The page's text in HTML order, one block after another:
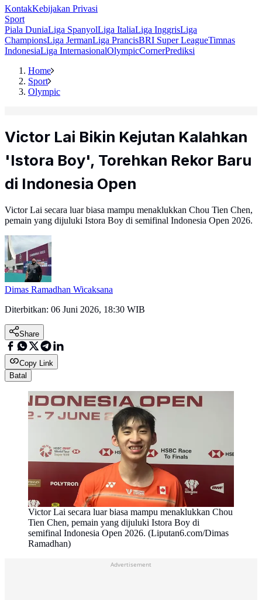
KontakKebijakan Privasi
Sport
Piala DuniaLiga SpanyolLiga ItaliaLiga InggrisLiga
ChampionsLiga JermanLiga PrancisBRI Super LeagueTimnas
IndonesiaLiga InternasionalOlympicCornerPrediksi
Home
Sport
Olympic
Victor Lai Bikin Kejutan Kalahkan
'Istora Boy', Torehkan Rekor Baru
di Indonesia Open
Victor Lai secara luar biasa mampu menaklukkan Chou Tien Chen,
pemain yang dijuluki Istora Boy di semifinal Indonesia Open 2026.
Dimas Ramadhan Wicaksana
Diterbitkan: 06 Juni 2026, 18:30 WIB
Share
Copy Link
Batal
Victor Lai secara luar biasa mampu menaklukkan Chou
Tien Chen, pemain yang dijuluki Istora Boy di
semifinal Indonesia Open 2026. (Liputan6.com/Dimas
Ramadhan)
Advertisement